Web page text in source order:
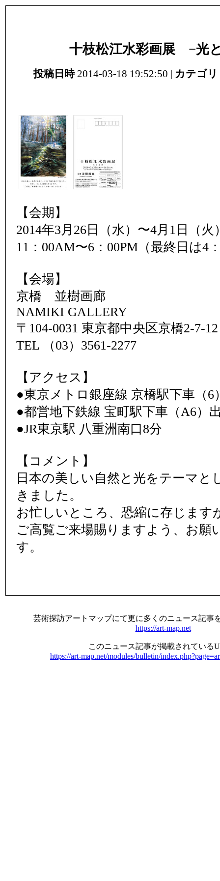
十枝松江水彩画展 −光
投稿日時2014-03-18 19:52:50 | カテゴリ
【会期】
2014年3月26日（水）〜4月1日（火
11：00AM〜6：00PM（最終日は4
【会場】
京橋 並樹画廊
NAMIKI GALLERY
〒104-0031 東京都中央区京橋2-7-12
TEL （03）3561-2277
【アクセス】
●東京メトロ銀座線 京橋駅下車（6
●都営地下鉄線 宝町駅下車（A6）
●JR東京駅 八重洲南口8分
【コメント】
日本の美しい自然と光をテーマと
きました。
お忙しいところ、恐縮に存じます
ご高覧ご来場賜りますよう、お願
す。
芸術探訪アートマップにて更に多くのニュース記事
https://art-map.net
このニュース記事が掲載されている
https://art-map.net/modules/bulletin/